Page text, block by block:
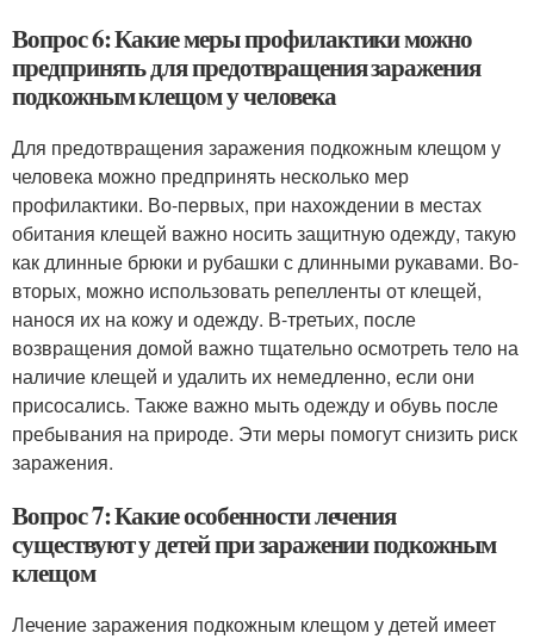
Вопрос 6: Какие меры профилактики можно
предпринять для предотвращения заражения
подкожным клещом у человека
Для предотвращения заражения подкожным клещом у
человека можно предпринять несколько мер
профилактики. Во-первых, при нахождении в местах
обитания клещей важно носить защитную одежду, такую
как длинные брюки и рубашки с длинными рукавами. Во-
вторых, можно использовать репелленты от клещей,
нанося их на кожу и одежду. В-третьих, после
возвращения домой важно тщательно осмотреть тело на
наличие клещей и удалить их немедленно, если они
присосались. Также важно мыть одежду и обувь после
пребывания на природе. Эти меры помогут снизить риск
заражения.
Вопрос 7: Какие особенности лечения
существуют у детей при заражении подкожным
клещом
Лечение заражения подкожным клещом у детей имеет